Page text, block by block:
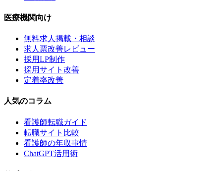
医療機関向け
無料求人掲載・相談
求人票改善レビュー
採用LP制作
採用サイト改善
定着率改善
人気のコラム
看護師転職ガイド
転職サイト比較
看護師の年収事情
ChatGPT活用術